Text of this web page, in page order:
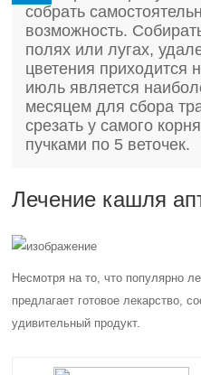
собрать
возможность.
полях или лугах,
цветения приходится
июль является
месяцем для сбора
срезать у самого
пучками по 5 веточек.
Лечение кашля
Несмотря на то, что популярно
предлагает готовое лекарство,
удивительный продукт.